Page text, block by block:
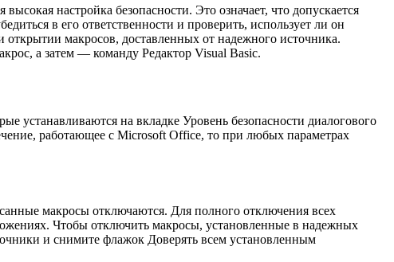
настройка безопасности. Это означает, что допускается
в его ответственности и проверить, использует ли он
макросов, доставленных от надежного источника.
а затем — команду Редактор Visual Basic.
устанавливаются на вкладке Уровень безопасности диалогового
работающее с Microsoft Office, то при любых параметрах
макросы отключаются. Для полного отключения всех
Чтобы отключить макросы, установленные в надежных
и снимите флажок Доверять всем установленным